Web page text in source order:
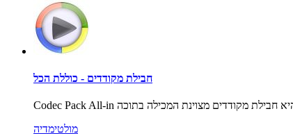
חבילת מקודדים - כוללת הכל
מולטימדיה